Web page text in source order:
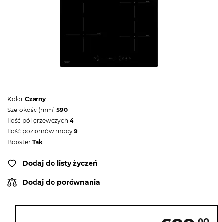
Kolor Czarny
Szerokość (mm) 590
Ilość pól grzewczych 4
Ilość poziomów mocy 9
Booster Tak
Dodaj do listy życzeń
Dodaj do porównania